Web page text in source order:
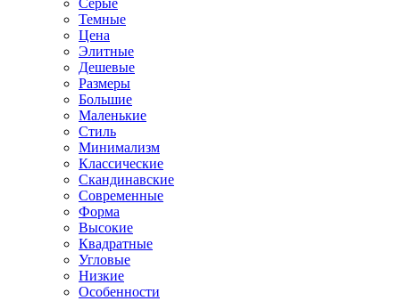
Серые
Темные
Цена
Элитные
Дешевые
Размеры
Большие
Маленькие
Стиль
Минимализм
Классические
Скандинавские
Современные
Форма
Высокие
Квадратные
Угловые
Низкие
Особенности